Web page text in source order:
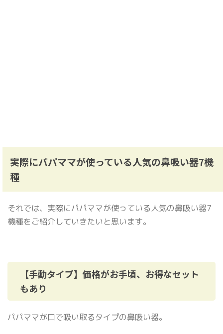
実際にパパママが使っている人気の鼻吸い器7機
種
それでは、実際にパパママが使っている人気の鼻吸い器7
機種をご紹介していきたいと思います。
【手動タイプ】価格がお手頃、お得なセット
もあり
パパママが口で吸い取るタイプの鼻吸い器。